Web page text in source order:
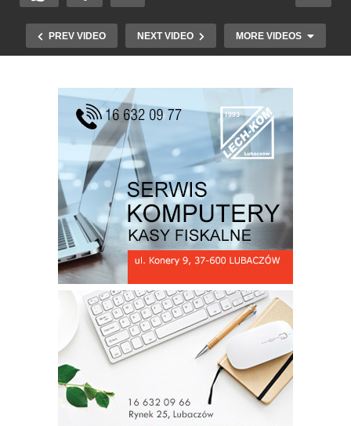
PREV VIDEO NEXT VIDEO MORE VIDEOS
ŚWIATOWY DZIEŃ TEATRU w Horyńcu-Zdroju